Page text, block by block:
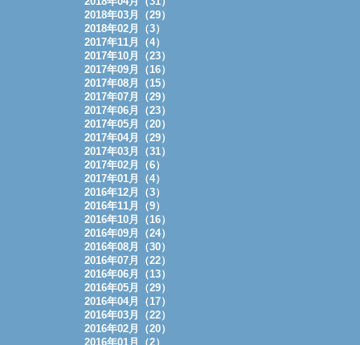
2018年03月（29）
2018年02月（3）
2017年11月（4）
2017年10月（23）
2017年09月（16）
2017年08月（15）
2017年07月（29）
2017年06月（23）
2017年05月（20）
2017年04月（29）
2017年03月（31）
2017年02月（6）
2017年01月（4）
2016年12月（3）
2016年11月（9）
2016年10月（16）
2016年09月（24）
2016年08月（30）
2016年07月（22）
2016年06月（13）
2016年05月（29）
2016年04月（17）
2016年03月（22）
2016年02月（20）
2016年01月（2）